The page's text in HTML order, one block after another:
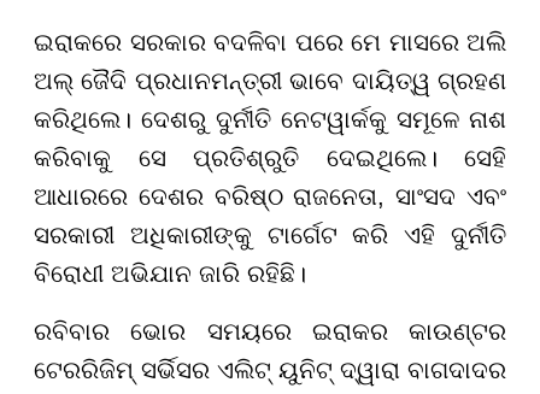
ଇରାକରେ ସରକାର ବଦଳିବା ପରେ ମେ ମାସରେ ଅଲି
ଅଲ୍ ଜୈଦି ପ୍ରଧାନମନ୍ତ୍ରୀ ଭାବେ ଦାୟିତ୍ୱ ଗ୍ରହଣ
କରିଥିଲେ। ଦେଶରୁ ଦୁର୍ନୀତି ନେଟୱାର୍କକୁ ସମୂଳେ ନାଶ
କରିବାକୁ ସେ ପ୍ରତିଶ୍ରୁତି ଦେଇଥିଲେ। ସେହି
ଆଧାରରେ ଦେଶର ବରିଷ୍ଠ ରାଜନେତା, ସାଂସଦ ଏବଂ
ସରକାରୀ ଅଧିକାରୀଙ୍କୁ ଟାର୍ଗେଟ କରି ଏହି ଦୁର୍ନୀତି
ବିରୋଧୀ ଅଭିଯାନ ଜାରି ରହିଛି।
ରବିବାର ଭୋର ସମୟରେ ଇରାକର କାଉଣ୍ଟର
ଟେରରିଜିମ୍ ସର୍ଭିସର ଏଲିଟ୍ ୟୁନିଟ୍ ଦ୍ୱାରା ବାଗଦାଦର